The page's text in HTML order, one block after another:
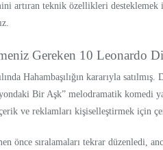
artıran teknik özellikleri
Gereken 10 Leonardo
Hahambaşılığın kararıyla
Bir Aşk” melodramatik komedi
ve reklamları kişiselleştirmek için
önce sıralamaları tekrar düzenledi,